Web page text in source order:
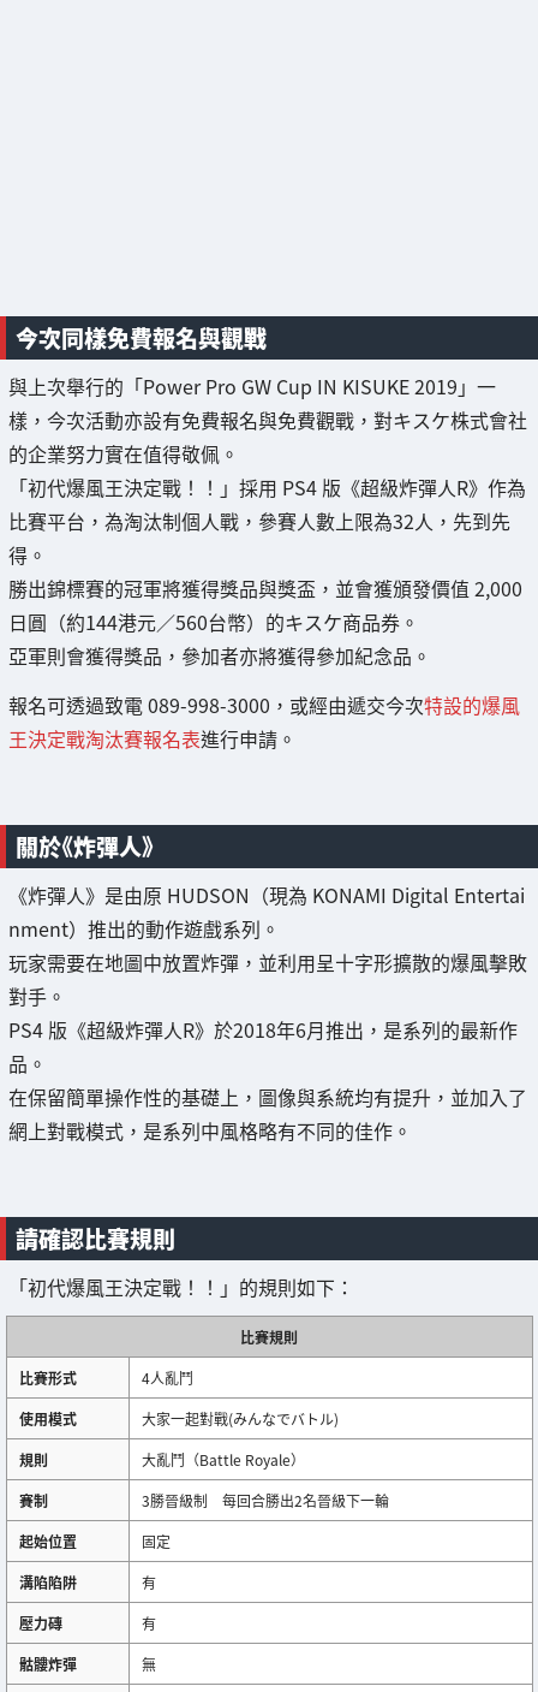
今次同樣免費報名與觀戰
與上次舉行的「Power Pro GW Cup IN KISUKE 2019」一
樣，今次活動亦設有免費報名與免費觀戰，對キスケ株式會社
的企業努力實在值得敬佩。
「初代爆風王決定戰！！」採用 PS4 版《超級炸彈人R》作為
比賽平台，為淘汰制個人戰，參賽人數上限為32人，先到先
得。
勝出錦標賽的冠軍將獲得獎品與獎盃，並會獲頒發價值 2,000
日圓（約144港元／560台幣）的キスケ商品券。
亞軍則會獲得獎品，參加者亦將獲得參加紀念品。
報名可透過致電 089-998-3000，或經由遞交今次特設的爆風
王決定戰淘汰賽報名表進行申請。
關於《炸彈人》
《炸彈人》是由原 HUDSON（現為 KONAMI Digital Entertai
nment）推出的動作遊戲系列。
玩家需要在地圖中放置炸彈，並利用呈十字形擴散的爆風擊敗
對手。
PS4 版《超級炸彈人R》於2018年6月推出，是系列的最新作
品。
在保留簡單操作性的基礎上，圖像與系統均有提升，並加入了
網上對戰模式，是系列中風格略有不同的佳作。
請確認比賽規則
「初代爆風王決定戰！！」的規則如下：
比賽規則
比賽形式
4人亂鬥
使用模式
大家一起對戰(みんなでバトル)
規則
大亂鬥（Battle Royale）
賽制
3勝晉級制 每回合勝出2名晉級下一輪
起始位置
固定
溝陷陷阱
有
壓力磚
有
骷髏炸彈
無